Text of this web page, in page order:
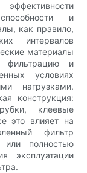
и
как правило,
интервалов
материалы
фильтрацию и
условиях
нагрузками.
конструкция:
клеевые
это влияет на
фильтр
полностью
эксплуатации